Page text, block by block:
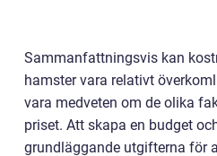
Sammanfattningsvis kan
hamster vara relativt
vara medveten om de olika
priset. Att skapa en budget
grundläggande utgifterna för